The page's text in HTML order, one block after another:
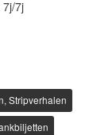
7j/7j
Stripverhalen